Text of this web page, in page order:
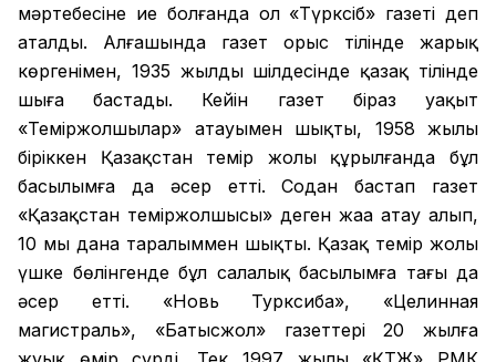
мәртебесіне ие болғанда ол «Түрксіб» газеті деп
аталды. Алғашында газет орыс тілінде жарық
көргенімен, 1935 жылдың шілдесінде қазақ тілінде
шыға бастады. Кейін газет біраз уақыт
«Теміржолшылар» атауымен шықты, 1958 жылы
біріккен Қазақстан темір жолы құрылғанда бұл
басылымға да әсер етті. Содан бастап газет
«Қазақстан теміржолшысы» деген жаңа атау алып,
10 мың дана таралыммен шықты. Қазақ темір жолы
үшке бөлінгенде бұл салалық басылымға тағы да
әсер етті. «Новь Турксиба», «Целинная
магистраль», «Батысжол» газеттері 20 жылға